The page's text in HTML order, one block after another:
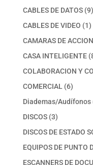
CABLES DE DATOS 99
CABLES DE VIDEO 11
CAMARAS DE ACCION
CASA INTELIGENTE
COLABORACION Y
COMERCIAL 66
Diademas/Audífonos
DISCOS 33
productos
DISCOS DE ESTADO
EQUIPOS DE PUNTO
ESCANNERS DE